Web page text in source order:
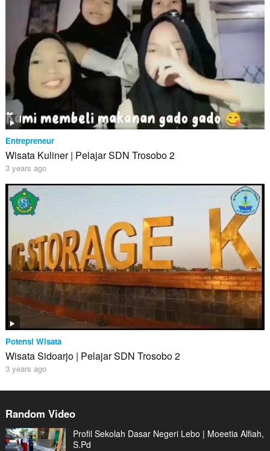
Entrepreneur
Wisata Kuliner | Pelajar SDN Trosobo 2
3 years ago
Potensi Wisata
Wisata Sidoarjo | Pelajar SDN Trosobo 2
3 years ago
Random Video
Profil Sekolah Dasar Negeri Lebo | Moeetia Alfiah,
S.Pd